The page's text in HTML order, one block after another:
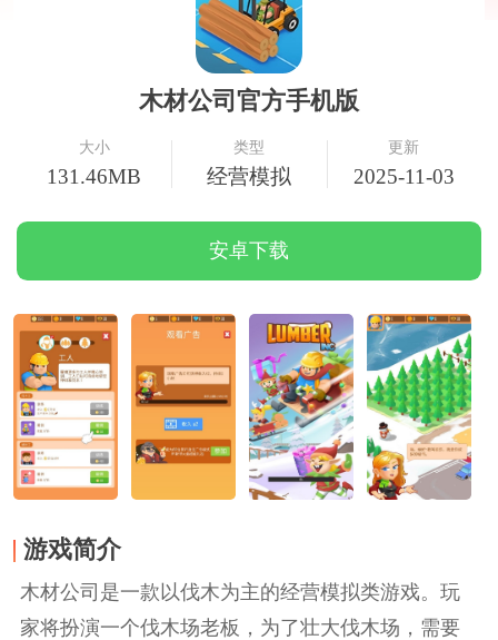
木材公司官方手机版
大小
131.46MB
类型
经营模拟
更新
2025-11-03
安卓下载
游戏简介
木材公司是一款以伐木为主的经营模拟类游戏。玩
家将扮演一个伐木场老板，为了壮大伐木场，需要